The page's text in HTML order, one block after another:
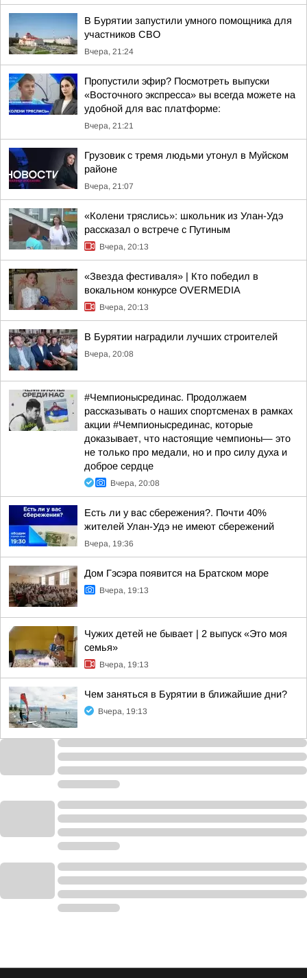
В Бурятии запустили умного помощника для
участников СВО
Вчера, 21:24
Пропустили эфир? Посмотреть выпуски
«Восточного экспресса» вы всегда можете на
удобной для вас платформе:
Вчера, 21:21
Грузовик с тремя людьми утонул в Муйском
районе
Вчера, 21:07
«Колени тряслись»: школьник из Улан-Удэ
рассказал о встрече с Путиным
Вчера, 20:13
«Звезда фестиваля» | Кто победил в
вокальном конкурсе OVERMEDIA
Вчера, 20:13
В Бурятии наградили лучших строителей
Вчера, 20:08
#Чемпионысрединас. Продолжаем
рассказывать о наших спортсменах в рамках
акции #Чемпионысрединас, которые
доказывает, что настоящие чемпионы— это
не только про медали, но и про силу духа и
доброе сердце
Вчера, 20:08
Есть ли у вас сбережения?. Почти 40%
жителей Улан-Удэ не имеют сбережений
Вчера, 19:36
Дом Гэсэра появится на Братском море
Вчера, 19:13
Чужих детей не бывает | 2 выпуск «Это моя
семья»
Вчера, 19:13
Чем заняться в Бурятии в ближайшие дни?
Вчера, 19:13